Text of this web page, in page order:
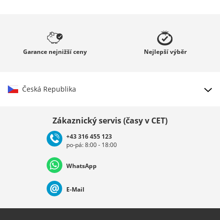
Garance nejnižší ceny Nejlepšívýběr
Česká Republika
Deutschland Österreich
Nederland Italia (Italiano) Italien (Deutsch)
Zákaznický servis (časy v CET)
+43 316 455 123
po-pá: 8:00 - 18:00
WhatsApp
E-Mail